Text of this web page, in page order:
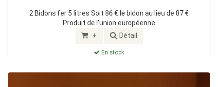
2 Bidons fer 5 litres Soit 86 € le bidon au lieu de 87 €
Produit de l'union européenne
+ Détail
En stock